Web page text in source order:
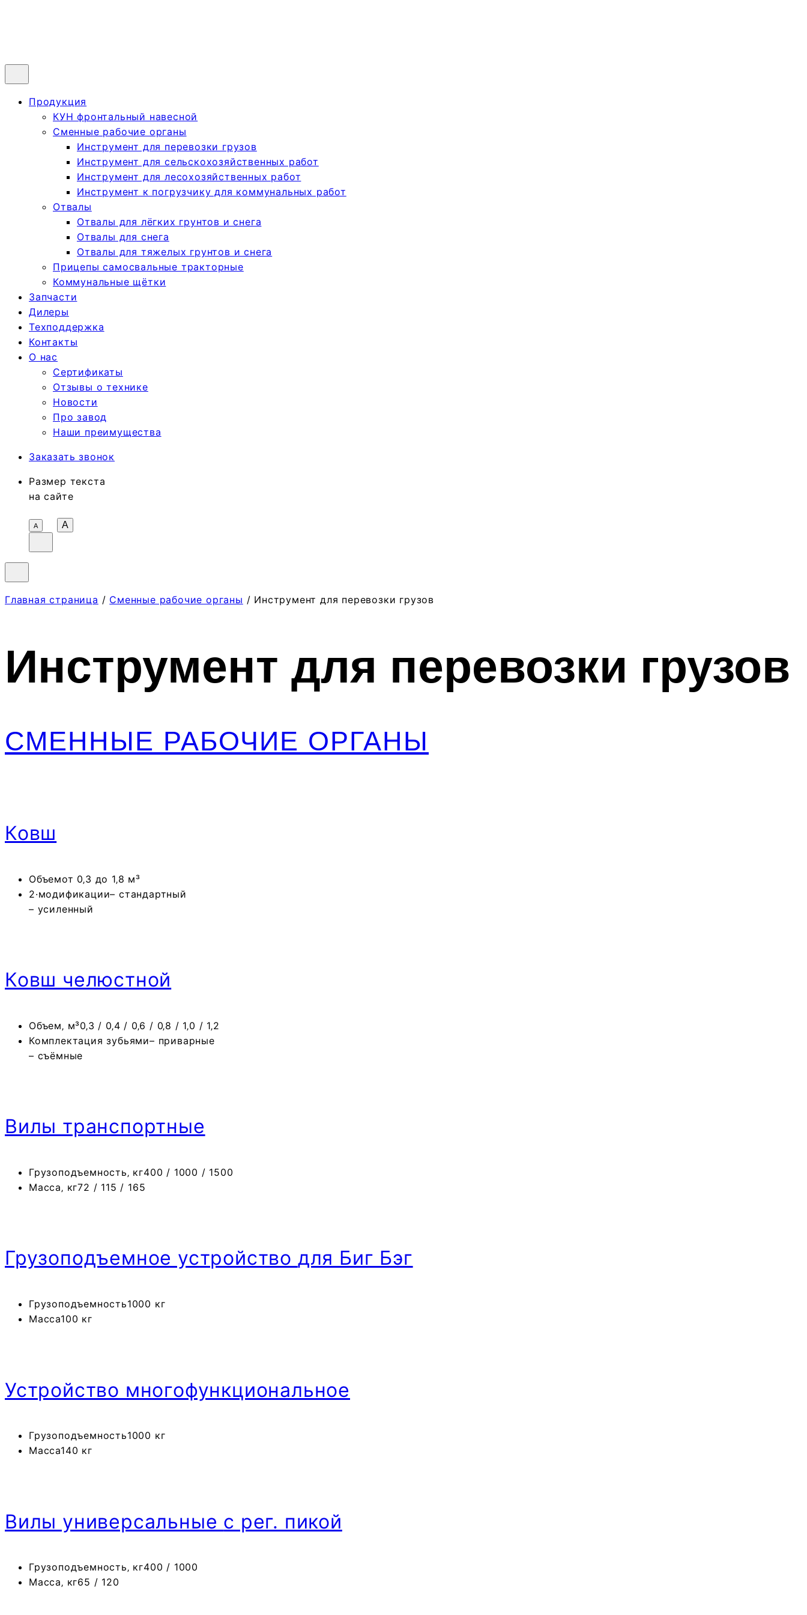
Продукция
КУН фронтальный навесной
Сменные рабочие органы
Инструмент для перевозки грузов
Инструмент для сельскохозяйственных работ
Инструмент для лесохозяйственных работ
Инструмент к погрузчику для коммунальных работ
Отвалы
Отвалы для лёгких грунтов и снега
Отвалы для снега
Отвалы для тяжелых грунтов и снега
Прицепы самосвальные тракторные
Коммунальные щётки
Запчасти
Дилеры
Техподдержка
Контакты
О нас
Сертификаты
Отзывы о технике
Новости
Про завод
Наши преимущества
Заказать звонок
Размер текста
на сайте
А A
Главная страница / Сменные рабочие органы / Инструмент для перевозки грузов
Инструмент для перевозки грузов
СМЕННЫЕ РАБОЧИЕ ОРГАНЫ
Ковш
Объемот 0‚3 до 1‚8 м³
2·модификации– стандартный
– усиленный
Ковш челюстной
Объем‚ м³0‚3 / 0‚4 / 0‚6 / 0‚8 / 1‚0 / 1‚2
Комплектация зубьями– приварные
– съёмные
Вилы транспортные
Грузоподъемность‚ кг400 / 1000 / 1500
Масса‚ кг72 / 115 / 165
Грузоподъемное устройство для Биг Бэг
Грузоподъемность1000 кг
Масса100 кг
Устройство многофункциональное
Грузоподъемность1000 кг
Масса140 кг
Вилы универсальные с рег. пикой
Грузоподъемность‚ кг400 / 1000
Масса‚ кг65 / 120